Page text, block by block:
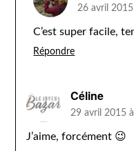
26 avril
C’est super facile,
Répondre
Céline
29 avril 2015
J’aime, forcément 😉